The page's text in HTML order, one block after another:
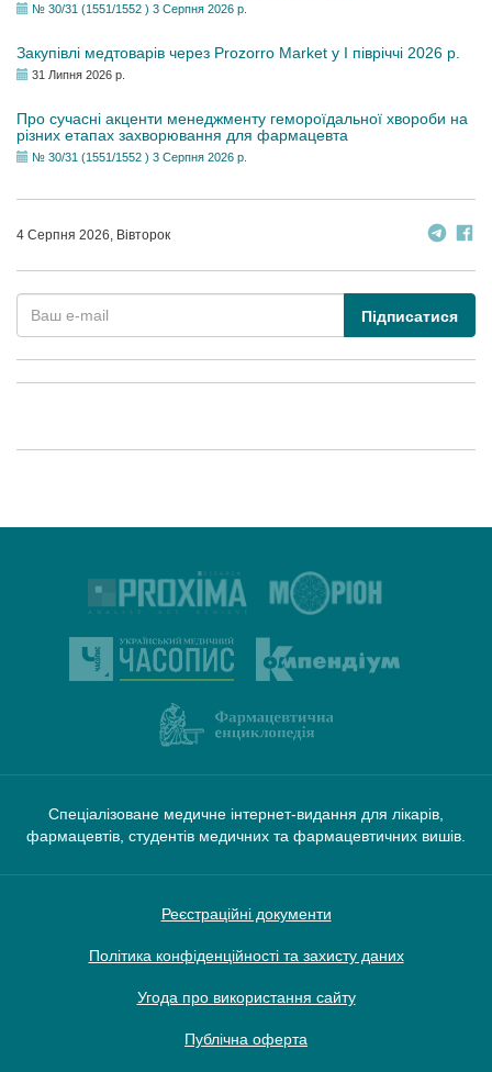
№ 30/31 (1551/1552 ) 3 Серпня 2026 р.
Закупівлі медтоварів через Prozorro Market у I півріччі 2026 р.
31 Липня 2026 р.
Про сучасні акценти менеджменту гемороїдальної хвороби на
різних етапах захворювання для фармацевта
№ 30/31 (1551/1552 ) 3 Серпня 2026 р.
4 Серпня 2026, Вівторок
Підписатися
Спеціалізоване медичне інтернет-видання для лікарів,
фармацевтів, студентів медичних та фармацевтичних вишів.
Реєстраційні документи
Політика конфіденційності та захисту даних
Угода про використання сайту
Публічна оферта